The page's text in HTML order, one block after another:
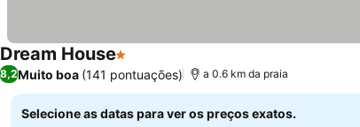
Dream House1 Estrelas
8,2Muito boa (141 pontuações) a 0.6 km da praia
Selecione as datas para ver os preços exatos.